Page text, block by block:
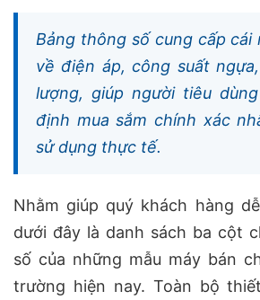
Bảng thông số cung cấp cái
về điện áp, công suất
lượng, giúp người tiêu
định mua sắm chính xác
sử dụng thực tế.
Nhằm giúp quý khách hàng
dưới đây là danh sách ba cột
số của những mẫu máy bán
trường hiện nay. Toàn bộ